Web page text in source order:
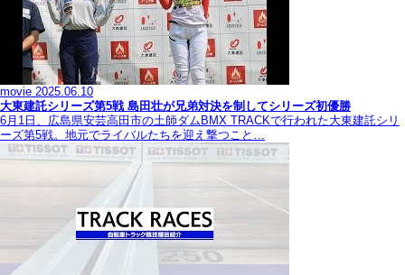
movie 2025.06.10
大東建託シリーズ第5戦 島田壮が兄弟対決を制してシリーズ初優勝
6月1日、広島県安芸高田市の土師ダムBMX TRACKで行われた大東建託シリ
ーズ第5戦。地元でライバルたちを迎え撃つこと…